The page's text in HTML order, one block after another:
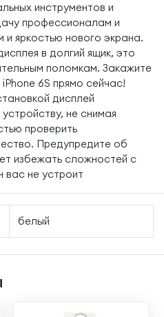
инструментов и
профессионалам и
яркостью нового экрана.
в долгий ящик, это
поломкам. Закажите
6S прямо сейчас!
дисплей
не снимая
проверить
Предупредите об
избежать сложностей с
вас не устроит
белый